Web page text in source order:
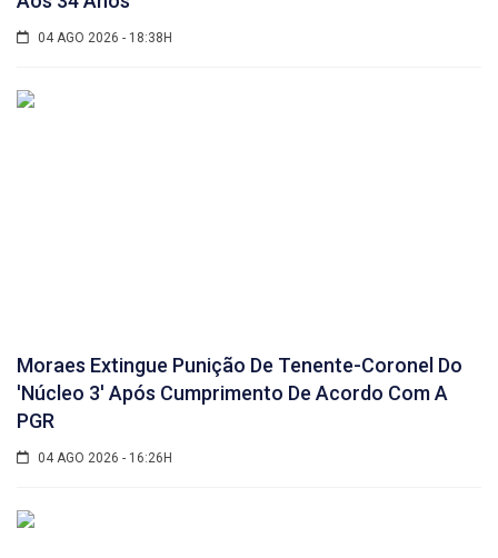
04 AGO 2026 - 18:38H
Moraes Extingue Punição De Tenente-Coronel Do
'núcleo 3' Após Cumprimento De Acordo Com A
PGR
04 AGO 2026 - 16:26H